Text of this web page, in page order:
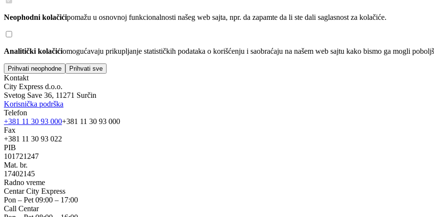
Neophodni kolačićipomažu u osnovnoj funkcionalnosti našeg web sajta, npr. da zapamte da li ste dali saglasnost za kolačiće.
Analitički kolačićiomogućavaju prikupljanje statističkih podataka o korišćenju i saobraćaju na našem web sajtu kako bismo ga mogli
Prihvati neophodne Prihvati sve
Kontakt
City Express d.o.o.
Svetog Save 36, 11271 Surčin
Korisnička podrška
Telefon
+381 11 30 93 000+381 11 30 93 000
Fax
+381 11 30 93 022
PIB
101721247
Mat. br.
17402145
Radno vreme
Centar City Express
Pon – Pet 09:00 – 17:00
Call Centar